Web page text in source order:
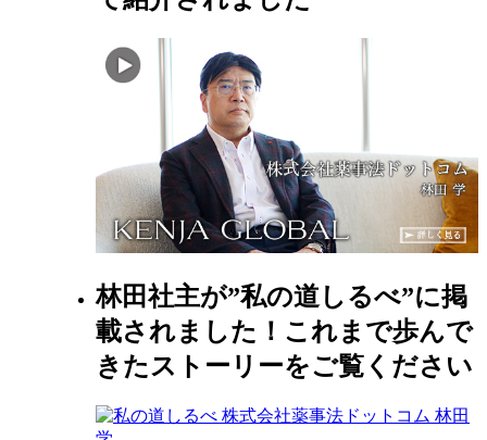
林田社主が”私の道しるべ”に掲
載されました！これまで歩んで
きたストーリーをご覧ください